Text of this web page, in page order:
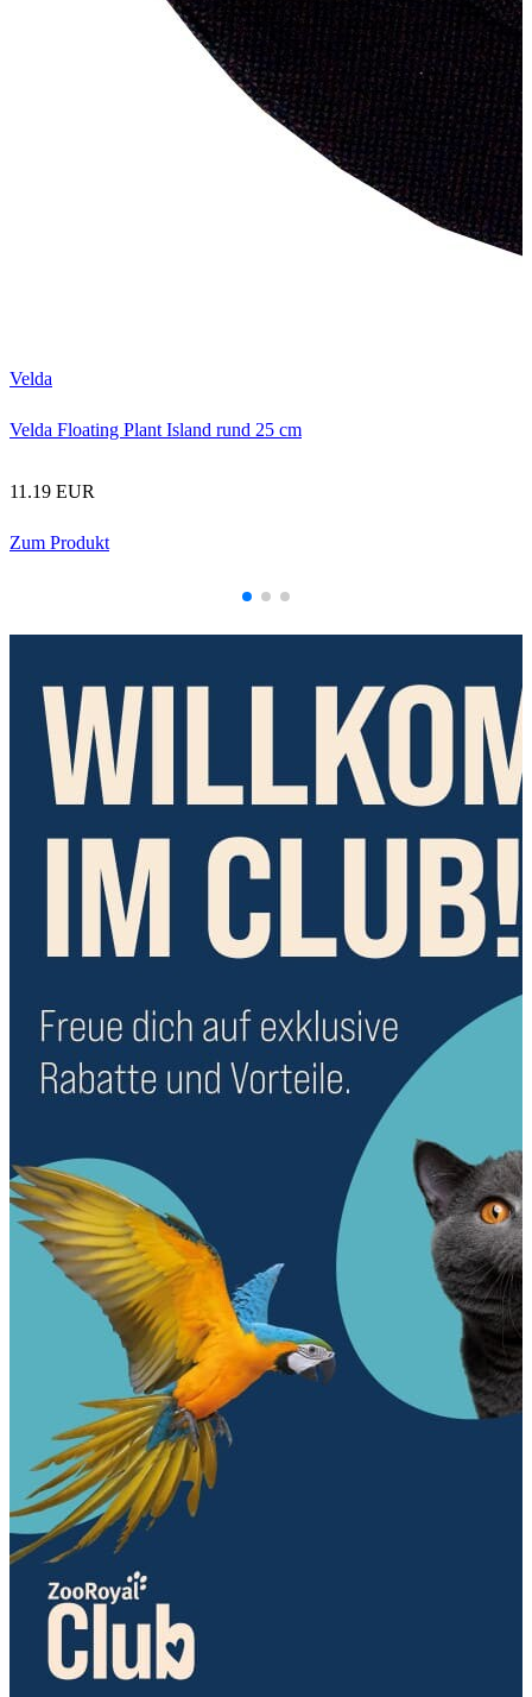
Velda
Velda Floating Plant Island rund 25 cm
11.19 EUR
Zum Produkt